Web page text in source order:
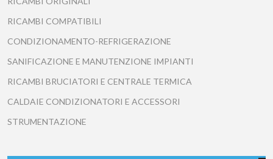
RICAMBI COMPATIBILI
CONDIZIONAMENTO-REFRIGERAZIONE
SANIFICAZIONE E MANUTENZIONE IMPIANTI
RICAMBI BRUCIATORI E CENTRALE TERMICA
CALDAIE CONDIZIONATORI E ACCESSORI
STRUMENTAZIONE